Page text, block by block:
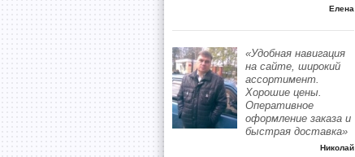
Елена
«Удобная навигация
на сайте, широкий
ассортимент.
Хорошие цены.
Оперативное
оформление заказа и
быстрая доставка»
Николай